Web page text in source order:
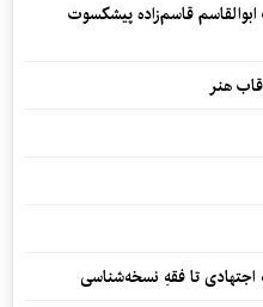
قاسم‌زاده پیشکسوت
هنر
اجتهادی تا فقهِ نسخه‌شناسی